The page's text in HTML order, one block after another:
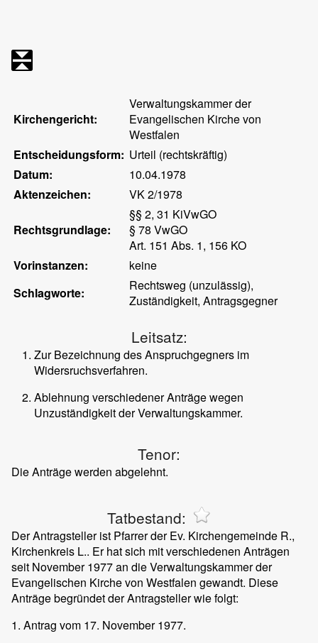
Kirchengericht:
Verwaltungskammer der
Evangelischen Kirche von
Westfalen
Entscheidungsform: Urteil (rechtskräftig)
Datum:
10.04.1978
Aktenzeichen:
VK 2/1978
Rechtsgrundlage:
§§ 2, 31 KiVwGO
§ 78 VwGO
Art. 151 Abs. 1, 156 KO
Vorinstanzen:
keine
Schlagworte:
Rechtsweg (unzulässig),
Zuständigkeit, Antragsgegner
Leitsatz:
Zur Bezeichnung des Anspruchgegners im
Widersruchsverfahren.
Ablehnung verschiedener Anträge wegen
Unzuständigkeit der Verwaltungskammer.
Tenor:
Die Anträge werden abgelehnt.
Tatbestand:
Der Antragsteller ist Pfarrer der Ev. Kirchengemeinde R.,
Kirchenkreis L.. Er hat sich mit verschiedenen Anträgen
seit November 1977 an die Verwaltungskammer der
Evangelischen Kirche von Westfalen gewandt. Diese
Anträge begründet der Antragsteller wie folgt:
1. Antrag vom 17. November 1977.